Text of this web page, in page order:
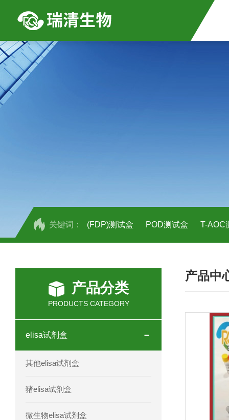
关键词： (FDP)测试盒 POD测试盒 T-AOC
人全式钴氨素2(HTSB2)elisa试剂盒现
人鞘脂(SPH)elisa试剂盒现货速发
人抗卵巢抗体(Anti-OV Ab)elisa试剂盒
人蓝氏贾第虫(GL)elisa试剂盒厂家直销
产品分类
PRODUCTS CATEGORY
elisa试剂盒
其他elisa试剂盒
猪elisa试剂盒
微生物elisa试剂盒
产品中